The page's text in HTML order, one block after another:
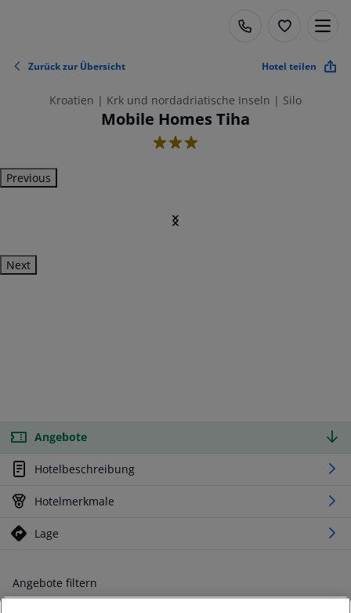
Zurück zur Übersicht Hotel teilen
Kroatien | Krk und nordadriatische Inseln | Silo
Mobile Homes Tiha
3
Previous
Next
Angebote
Hotelbeschreibung
Hotelmerkmale
Lage
Angebote filtern
Ändern Sie Ihre Kriterien nach Ihren Wünschen